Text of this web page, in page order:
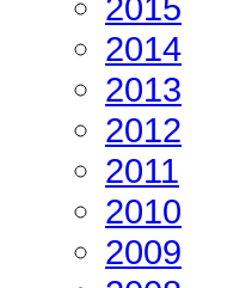
2014
2013
2012
2011
2010
2009